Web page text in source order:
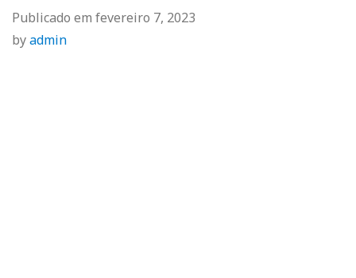
Publicado em fevereiro 7, 2023
byadmin